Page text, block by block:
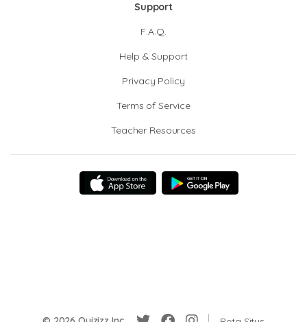
Support
F.A.Q.
Help & Support
Privacy Policy
Terms of Service
Teacher Resources